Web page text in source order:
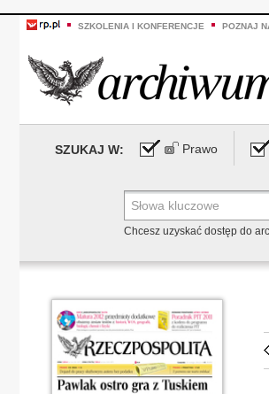
SZKOLENIA I KONFERENCJE POZNAJ
SZUKAJ W: Prawo
Chcesz uzyskać dostęp do